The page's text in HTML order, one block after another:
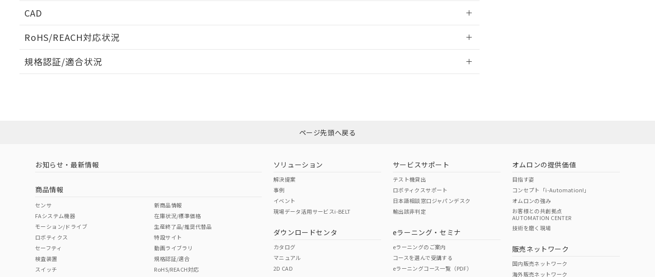
CAD
RoHS/REACH対応状況
EU RoHS 注意事項・凡例
ダウンロードはこちら
中国 RoHS 注意事項・凡例
中国 RoHS表
Pb Hg Cr(VI)
O O
規格認証/適合状況
ページ先頭へ戻る
お知らせ・最新情報
商品情報
センサ
FAシステム機器
モーション/ドライブ
ロボティクス
セーフティ
検査装置
スイッチ
新商品情報
在庫状況/標準価格
生産終了品/推奨代替品
特設サイト
動画ライブラリ
規格認証/適合
RoHS/REACH対応
ソリューション
解決提案
事例
イベント
現場データ活用サービスi-BELT
ダウンロードセンタ
カタログ
マニュアル
2D CAD
サービスサポート
テスト機貸出
ロボティクスサポート
日本語相談窓口ジャパンデスク
輸出該非判定
eラーニング・セミナ
eラーニングのご案内
コースを選んで受講する
eラーニングコース一覧（PDF）
オムロンの提供価値
目指す姿
コンセプト「i-Automation!」
オムロンの強み
お客様との共創拠点
AUTOMATION CENTER
技術を磨く現場
販売ネットワーク
国内販売ネットワーク
海外販売ネットワーク